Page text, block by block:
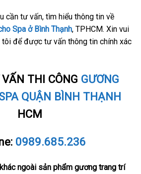
cần tư vấn, tìm hiểu thông tin về
Spa ở Bình Thạnh, TPHCM. Xin vui
tôi để được tư vấn thông tin chính xác
THI CÔNG GƯƠNG
QUẬN BÌNH THẠNH
HCM
0989.685.236
ngoài sản phẩm gương trang trí